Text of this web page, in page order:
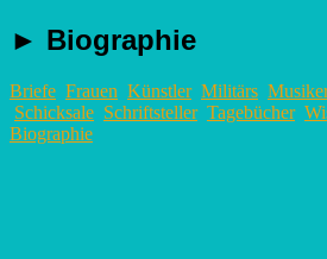
► Biographie
Briefe Frauen Künstler Militärs
Schicksale Schriftsteller Tagebücher
Biographie